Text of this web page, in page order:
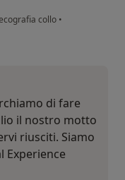
collo •
di fare
il nostro motto
riusciti. Siamo
Experience